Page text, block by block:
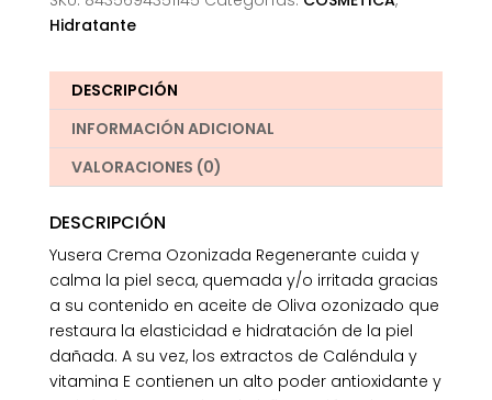
Hidratante
DESCRIPCIÓN
INFORMACIÓN ADICIONAL
VALORACIONES (0)
DESCRIPCIÓN
Yusera Crema Ozonizada Regenerante cuida y
calma la piel seca, quemada y/o irritada gracias
a su contenido en aceite de Oliva ozonizado que
restaura la elasticidad e hidratación de la piel
dañada. A su vez, los extractos de Caléndula y
vitamina E contienen un alto poder antioxidante y